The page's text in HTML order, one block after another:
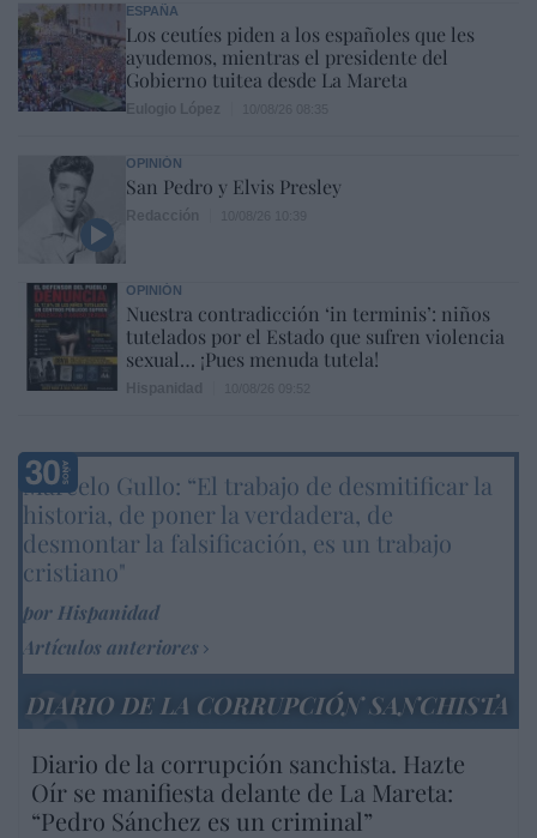
ESPAÑA
Los ceutíes piden a los españoles que les
ayudemos, mientras el presidente del
Gobierno tuitea desde La Mareta
OPINIÓN
San Pedro y Elvis Presley
OPINIÓN
Nuestra contradicción ‘in terminis’: niños
tutelados por el Estado que sufren violencia
sexual… ¡Pues menuda tutela!
Marcelo Gullo: “El trabajo de desmitificar la
historia, de poner la verdadera, de
desmontar la falsificación, es un trabajo
cristiano"
por Hispanidad
Artículos anteriores
DIARIO DE LA CORRUPCIÓN SANCHISTA
Diario de la corrupción sanchista. Hazte
Oír se manifiesta delante de La Mareta:
“Pedro Sánchez es un criminal”